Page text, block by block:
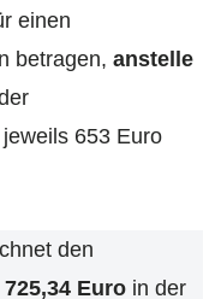
einen
betragen, anstelle
653 Euro
den
725,34 Euro in der